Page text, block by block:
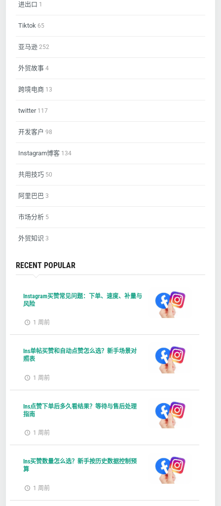
进出口 1
Tiktok 65
亚马逊 252
外贸故事 4
跨境电商 13
twitter117
开发客户 98
Instagram博客 134
共用技巧 50
阿里巴巴 3
市场分析 5
外贸知识 3
RECENT POPULAR
Instagram买赞常见问题：下单、速度、补量与
风险
1 周前
Ins单帖买赞和自动点赞怎么选？新手场景对
照表
1 周前
Ins点赞下单后多久看结果？等待与售后处理
指南
1 周前
Ins买赞数量怎么选？新手按历史数据控制预
算
1 周前